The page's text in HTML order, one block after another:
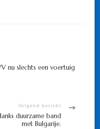
nu slechts een voertuig
Volgend bericht
duurzame band
met Bulgarije.